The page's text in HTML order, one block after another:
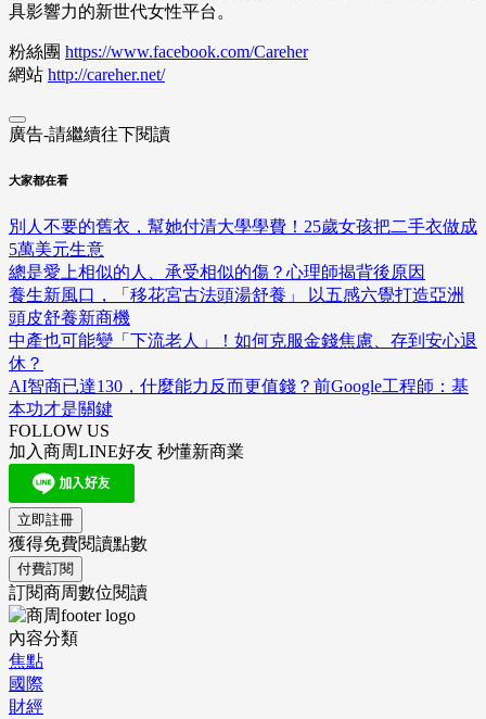
具影響力的新世代女性平台。
粉絲團 https://www.facebook.com/Careher
網站 http://careher.net/
廣告-請繼續往下閱讀
大家都在看
別人不要的舊衣，幫她付清大學學費！25歲女孩把二手衣做成
5萬美元生意
總是愛上相似的人、承受相似的傷？心理師揭背後原因
養生新風口，「移花宮古法頭湯舒養」 以五感六覺打造亞洲
頭皮舒養新商機
中產也可能變「下流老人」！如何克服金錢焦慮、存到安心退
休？
AI智商已達130，什麼能力反而更值錢？前Google工程師：基
本功才是關鍵
FOLLOW US
加入商周LINE好友 秒懂新商業
立即註冊
獲得免費閱讀點數
付費訂閱
訂閱商周數位閱讀
內容分類
焦點
國際
財經